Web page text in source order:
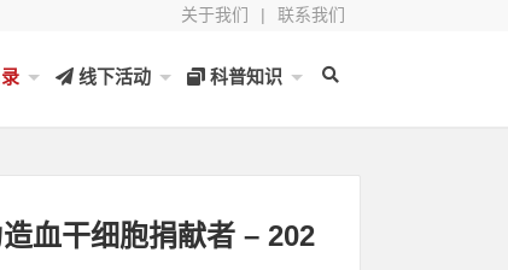
关于我们 | 联系我们
线下活动 科普知识
血干细胞捐献者 – 202